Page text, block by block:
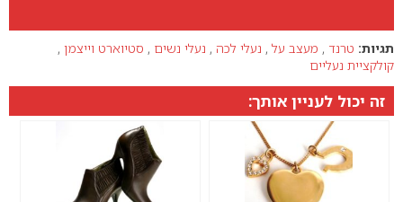
תגיות: טרנד , מעצב על , נעלי לכה , נעלי נשים , סטיוארט וייצמן ,
קולקציית נעליים
זה יכול לעניין אותך: